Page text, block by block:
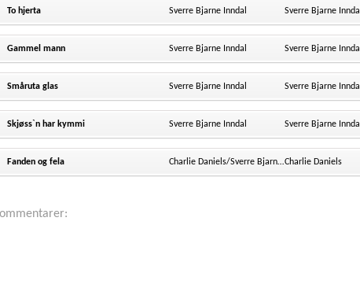
To hjerta Sverre Bjarne Inndal Sverre Bjarne Inndal
Gammel mann Sverre Bjarne Inndal Sverre Bjarne Inndal
Småruta glas Sverre Bjarne Inndal Sverre Bjarne Inndal
Skjøss`n har kymmi Sverre Bjarne Inndal Sverre Bjarne Inndal
Fanden og fela Charlie Daniels/Sverre Bjarne InndalCharlie Daniels